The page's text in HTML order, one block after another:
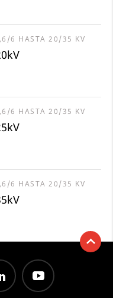
6 HASTA 20/35 KV
6 HASTA 20/35 KV
6 HASTA 20/35 KV